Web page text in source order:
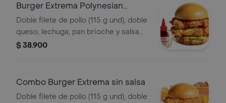
Burger Extrema Polynesian
Beach
Doble filete de pollo (115 g und), doble
queso, lechuga, pan brioche y salsa
Polynesian beach
$ 38.900
Combo Burger Extrema sin salsa
Doble filete de pollo (115 g und), doble